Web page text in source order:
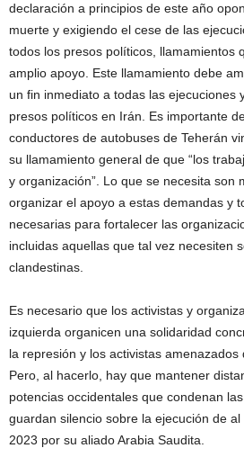
declaración a principios de este año
muerte y exigiendo el cese de las
todos los presos políticos, llamamientos
amplio apoyo. Este llamamiento debe
un fin inmediato a todas las ejecuciones
presos políticos en Irán. Es importante
conductores de autobuses de Teherán
su llamamiento general de que “los
y organización”. Lo que se necesita son
organizar el apoyo a estas demandas y
necesarias para fortalecer las
incluidas aquellas que tal vez necesiten
clandestinas.
Es necesario que los activistas y
izquierda organicen una solidaridad
la represión y los activistas amenazados
Pero, al hacerlo, hay que mantener
potencias occidentales que condenan
guardan silencio sobre la ejecución de
2023 por su aliado Arabia Saudita.